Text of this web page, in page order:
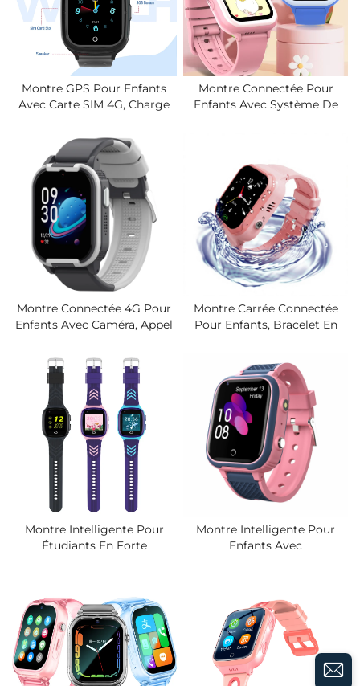
Montre GPS Pour Enfants
Avec Carte SIM 4G, Charge
Étanche IP67, Bouton SOS,
Appel Vidéo, Autonomie De
La Batterie De 4 Jours
Montre Connectée Pour
Enfants Avec Système De
Bidirectionnel En Vidéo.
Montre Connectée 4G Pour
Enfants Avec Caméra, Appel
De Positionnement GPS,
WIFI, Fréquence Cardiaque,
Montre Intelligente Pour
Enfants.
Montre Carrée Connectée
Pour Enfants, Bracelet En
Étanche, Compatible Tout
Réseau, Pour Élèves
Montre Intelligente Pour
Étudiants En Forte
Vidéo, Étanche IP67, Montres
Avec Système De
Positionnement GPS Et
Clôture Électronique, Alerte
SOS
Montre Intelligente Pour
Enfants Avec
IP67, Fonction SOS, Version
Internationale